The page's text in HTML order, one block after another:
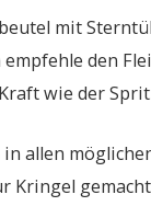
mit
den
wie der
allen
Kringel